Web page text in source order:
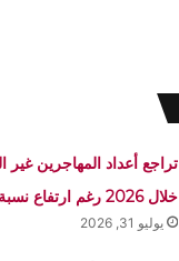
تراجع أعداد المهاجرين غير
خلال 2026 رغم ارتفاع نسبة القاصرين
يوليو 31, 2026